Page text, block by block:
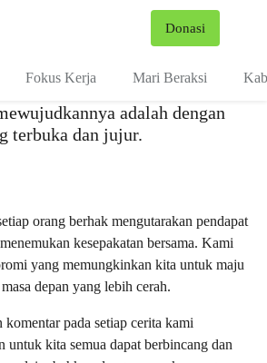
Donasi
Fokus Kerja Mari Beraksi
Komunitas
bertekad untuk
yang lebih hijau dan damai,
adalah dengan
terbuka dan jujur.
orang berhak mengutarakan pendapat
kesepakatan bersama. Kami
yang memungkinkan kita untuk maju
depan yang lebih cerah.
pada setiap cerita kami
untuk kita semua dapat berbincang dan